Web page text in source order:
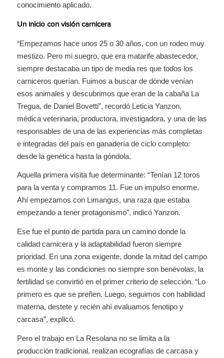
conocimiento aplicado.
Un inicio con visión carnicera
“Empezamos hace unos 25 o 30 años, con un rodeo muy
mestizo. Pero mi suegro, que era matarife abastecedor,
siempre destacaba un tipo de media res que todos los
carniceros querían. Fuimos a buscar de dónde venían
esos animales y descubrimos que eran de la cabaña La
Tregua, de Daniel Bovetti”, recordó Leticia Yanzon,
médica veterinaria, productora, investigadora, y una de las
responsables de una de las experiencias más completas
e integradas del país en ganadería de ciclo completo:
desde la genética hasta la góndola.
Aquella primera visita fue determinante: “Tenían 12 toros
para la venta y compramos 11. Fue un impulso enorme.
Ahí empezamos con Limangus, una raza que estaba
empezando a tener protagonismo”, indicó Yanzon.
Ese fue el punto de partida para un camino donde la
calidad carnicera y la adaptabilidad fueron siempre
prioridad. En una zona exigente, donde la mitad del campo
es monte y las condiciones no siempre son benévolas, la
fertilidad se convirtió en el primer criterio de selección. “Lo
primero es que se preñen. Luego, seguimos con habilidad
materna, destete y recién ahí evaluamos fenotipo y
carcasa”, explicó.
Pero el trabajo en La Resolana no se limita a la
producción tradicional, realizan ecografías de carcasa y